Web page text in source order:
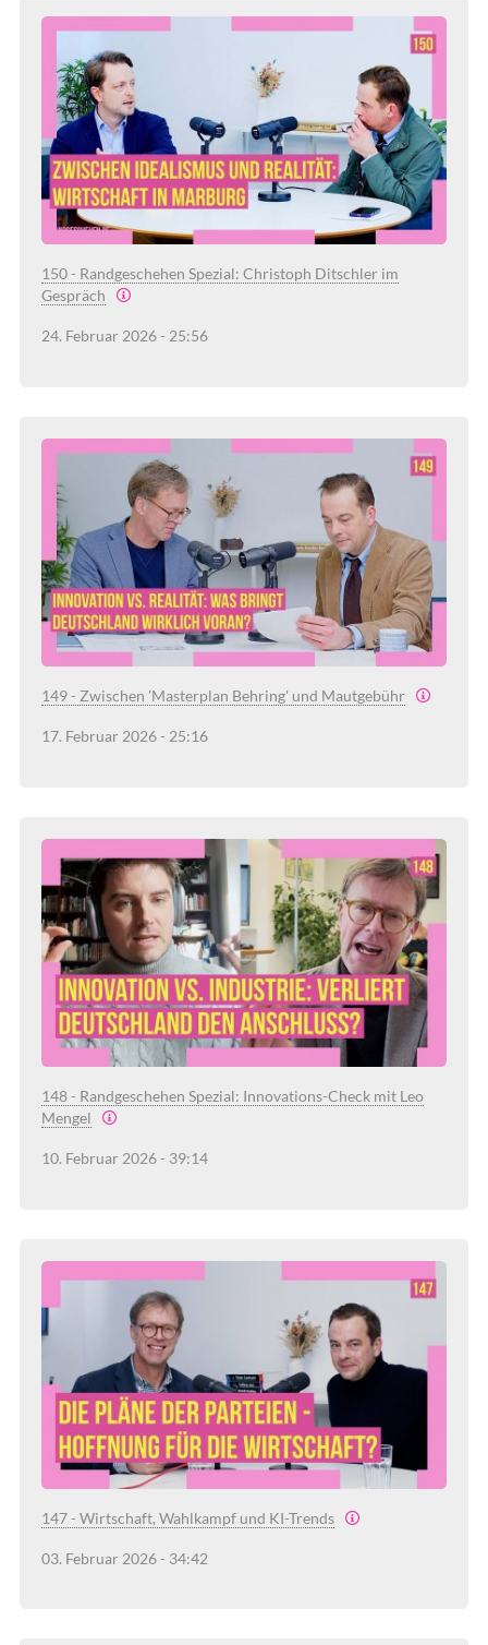
150 - Randgeschehen Spezial: Christoph Ditschler im
Gespräch
24. Februar 2026 - 25:56
149 - Zwischen 'Masterplan Behring' und Mautgebühr
17. Februar 2026 - 25:16
148 - Randgeschehen Spezial: Innovations-Check mit Leo
Mengel
10. Februar 2026 - 39:14
147 - Wirtschaft, Wahlkampf und KI-Trends
03. Februar 2026 - 34:42